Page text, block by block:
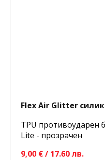
Flex Air Glitter
TPU противоударен
Lite - прозрачен
9,00 € / 17.60 лв.